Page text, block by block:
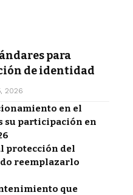
para
de identidad
2026
en el
su participación en
protección del
reemplazarlo
que